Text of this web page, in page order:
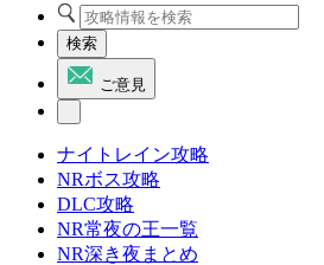
検索
ご意見
ナイトレイン攻略
NRボス攻略
DLC攻略
NR常夜の王一覧
NR深き夜まとめ